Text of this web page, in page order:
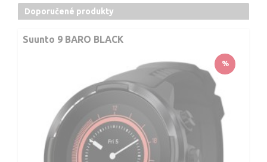
Doporučené produkty
Suunto 9 BARO BLACK
%